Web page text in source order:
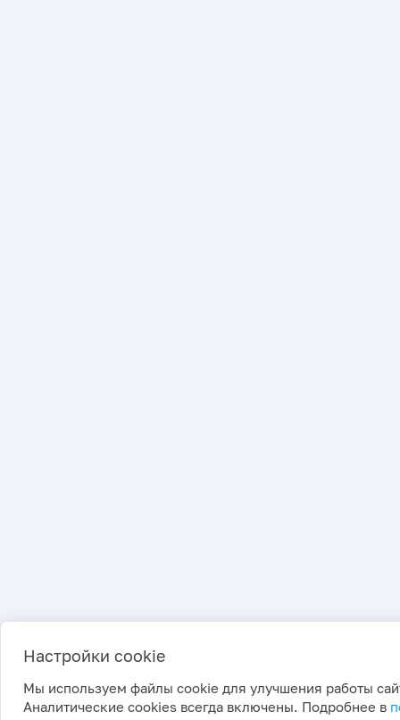
Настройки cookie
Мы используем файлы cookie для улучшения работы
Аналитические cookies всегда включены. Подробнее в